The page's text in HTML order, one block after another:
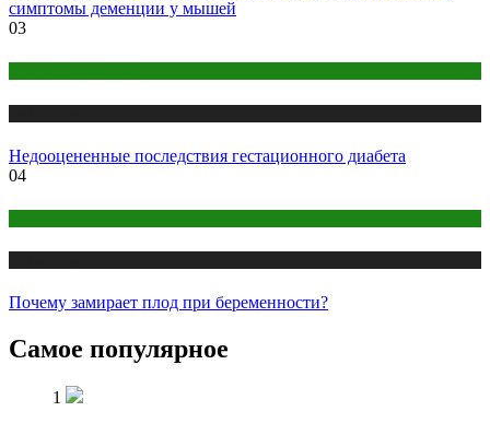
симптомы деменции у мышей
03
Недооцененные последствия гестационного диабета
04
Почему замирает плод при беременности?
Самое популярное
1